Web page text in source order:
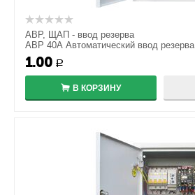
АВР, ЩАП - ввод резерва
АВР 40А Автоматический ввод резерва
1.00 Р
В КОРЗИНУ